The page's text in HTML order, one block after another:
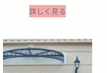
詳しく見る